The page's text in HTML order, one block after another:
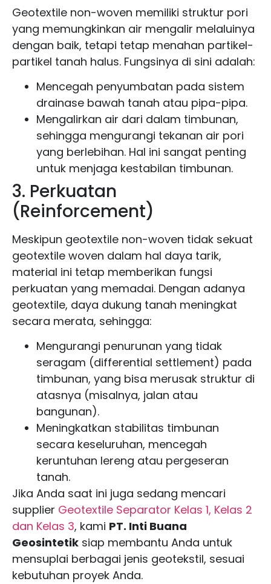
Geotextile non-woven memiliki struktur pori
yang memungkinkan air mengalir melaluinya
dengan baik, tetapi tetap menahan partikel-
partikel tanah halus. Fungsinya di sini adalah:
Mencegah penyumbatan pada sistem
drainase bawah tanah atau pipa-pipa.
Mengalirkan air dari dalam timbunan,
sehingga mengurangi tekanan air pori
yang berlebihan. Hal ini sangat penting
untuk menjaga kestabilan timbunan.
3. Perkuatan
(Reinforcement)
Meskipun geotextile non-woven tidak sekuat
geotextile woven dalam hal daya tarik,
material ini tetap memberikan fungsi
perkuatan yang memadai. Dengan adanya
geotextile, daya dukung tanah meningkat
secara merata, sehingga:
Mengurangi penurunan yang tidak
seragam (differential settlement) pada
timbunan, yang bisa merusak struktur di
atasnya (misalnya, jalan atau
bangunan).
Meningkatkan stabilitas timbunan
secara keseluruhan, mencegah
keruntuhan lereng atau pergeseran
tanah.
Jika Anda saat ini juga sedang mencari
supplier Geotextile Separator Kelas 1, Kelas 2
dan Kelas 3, kami PT. Inti Buana
Geosintetik siap membantu Anda untuk
mensuplai berbagai jenis geotekstil, sesuai
kebutuhan proyek Anda.